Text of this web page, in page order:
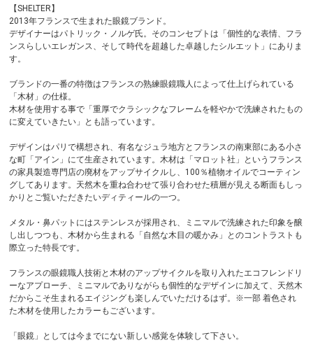
【SHELTER】
2013年フランスで生まれた眼鏡ブランド。
デザイナーはパトリック・ノルゲ氏。そのコンセプトは「個性的な表情、フラ
ンスらしいエレガンス、そして時代を超越した卓越したシルエット」にありま
す。
ブランドの一番の特徴はフランスの熟練眼鏡職人によって仕上げられている
「木材」の仕様。
木材を使用する事で「重厚でクラシックなフレームを軽やかで洗練されたもの
に変えていきたい」とも語っています。
デザインはパリで構想され、有名なジュラ地方とフランスの南東部にある小さ
な町「アイン」にて生産されています。木材は「マロット社」というフランス
の家具製造専門店の廃材をアップサイクルし、100％植物オイルでコーティン
グしてあります。天然木を重ね合わせて張り合わせた積層が見える断面もしっ
かりとご覧いただきたいディティールの一つ。
メタル・鼻パットにはステンレスが採用され、ミニマルで洗練された印象を醸
し出しつつも、木材から生まれる「自然な木目の暖かみ」とのコントラストも
際立った特長です。
フランスの眼鏡職人技術と木材のアップサイクルを取り入れたエコフレンドリ
ーなアプローチ、ミニマルでありながらも個性的なデザインに加えて、天然木
だからこそ生まれるエイジングも楽しんでいただけるはず。※一部 着色され
た木材を使用したカラーもございます。
「眼鏡」としては今までにない新しい感覚を体験して下さい。